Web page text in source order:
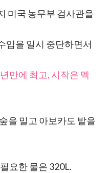
미국 농무부 검사관을
입을 일시 중단하면서
만에 최고, 시작은 멕
을 밀고 아보카도 밭을
요한 물은 320L.